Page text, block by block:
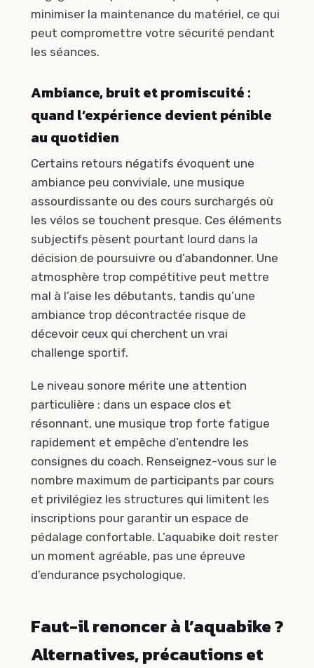
minimiser la maintenance du matériel, ce qui
peut compromettre votre sécurité pendant
les séances.
Ambiance, bruit et promiscuité :
quand l’expérience devient pénible
au quotidien
Certains retours négatifs évoquent une
ambiance peu conviviale, une musique
assourdissante ou des cours surchargés où
les vélos se touchent presque. Ces éléments
subjectifs pèsent pourtant lourd dans la
décision de poursuivre ou d’abandonner. Une
atmosphère trop compétitive peut mettre
mal à l’aise les débutants, tandis qu’une
ambiance trop décontractée risque de
décevoir ceux qui cherchent un vrai
challenge sportif.
Le niveau sonore mérite une attention
particulière : dans un espace clos et
résonnant, une musique trop forte fatigue
rapidement et empêche d’entendre les
consignes du coach. Renseignez-vous sur le
nombre maximum de participants par cours
et privilégiez les structures qui limitent les
inscriptions pour garantir un espace de
pédalage confortable. L’aquabike doit rester
un moment agréable, pas une épreuve
d’endurance psychologique.
Faut-il renoncer à l’aquabike ?
Alternatives, précautions et